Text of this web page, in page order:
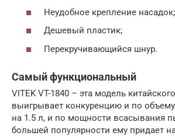
Неудобное крепление насадок;
Дешевый пластик;
Перекручивающийся шнур.
Самый функциональный
VITEK VT-1840 – эта модель
выигрывает конкуренцию и по
на 1.5 л, и по мощности всасывания
большей популярности ему придает